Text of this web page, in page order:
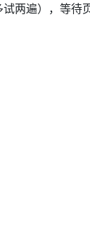
两遍），等待